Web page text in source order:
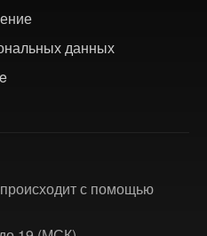
данных
с помощью